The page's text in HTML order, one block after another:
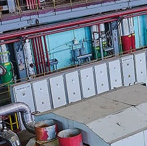
2015 году. В марте 2021 года
качества,
стандарта ISO 9001:2015
степень интеграции СМК с
позволяют повысить
предприятием, которая
модели эффективного